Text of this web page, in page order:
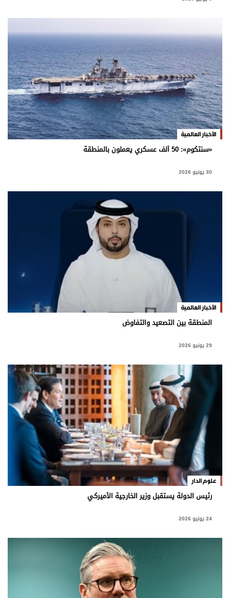
الأخبار العالمية
«سنتكوم»: 50 ألف عسكري يعملون بالمنطقة
30 يونيو 2026
الأخبار العالمية
المنطقة بين التصعيد والتفاوض
29 يونيو 2026
علوم الدار
رئيس الدولة يستقبل وزير الخارجية الأميركي
24 يونيو 2026